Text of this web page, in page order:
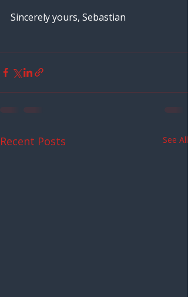
Sincerely yours, Sebastian
Recent Posts See All